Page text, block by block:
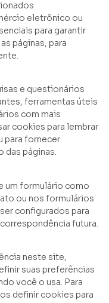
eletrônico ou
para garantir
páginas, para
e questionários
ferramentas úteis
com mais
cookies para lembrar
para fornecer
das páginas.
um formulário como
ou nos formulários
configurados para
futura.
neste site,
suas preferências
você o usa. Para
definir cookies para